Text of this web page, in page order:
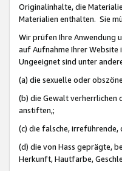
Originalinhalte, die
Materialien enthalten. Sie
Wir prüfen Ihre Anwendung
auf Aufnahme Ihrer
Ungeeignet sind unter
(a) die sexuelle oder
(b) die Gewalt
anstiften,;
(c) die falsche,
(d) die von Hass geprägte,
Herkunft, Hautfarbe,